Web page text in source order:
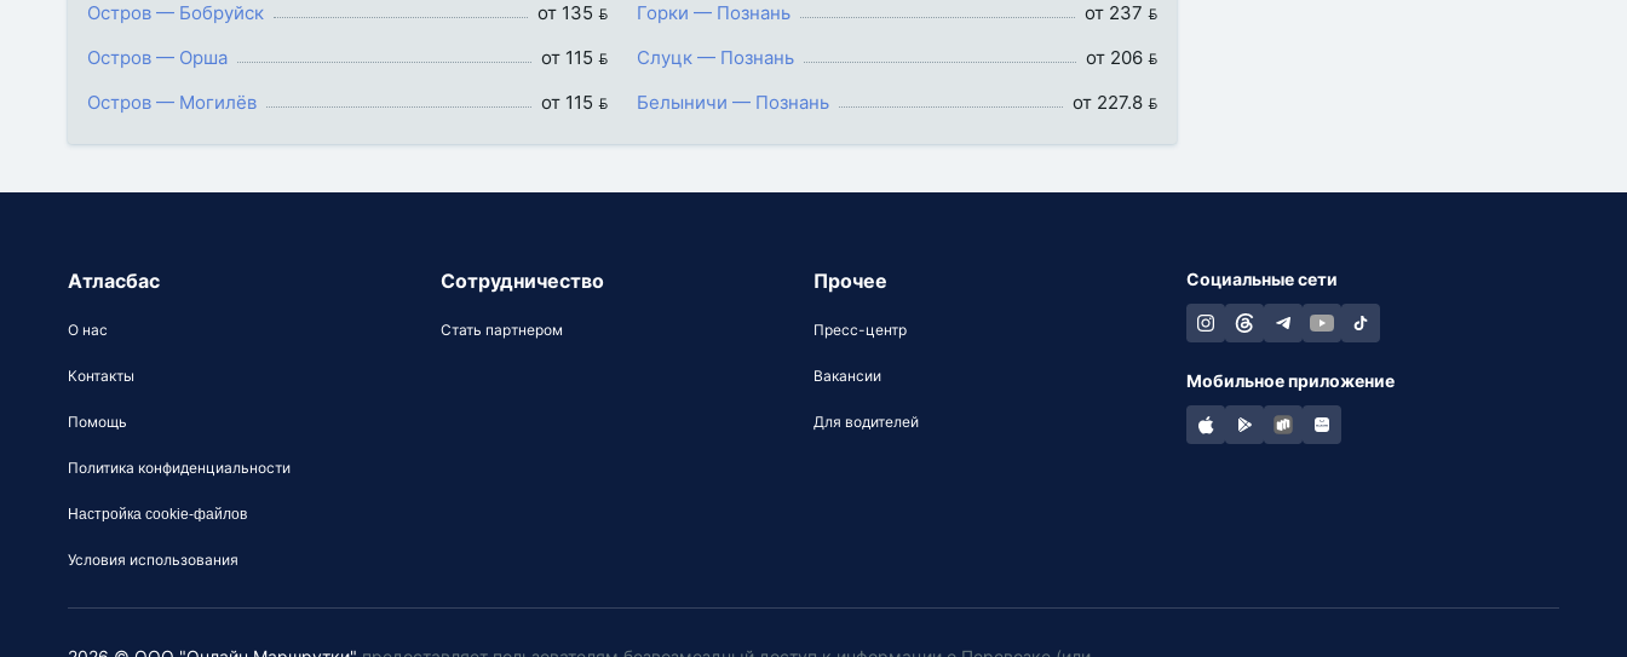
Остров — Бобруйск
от 135 
Остров — Орша
от 115 
Остров — Могилёв
от 115 
Горки — Познань
от 237 
Слуцк — Познань
от 206 
Белыничи — Познань
от 227.8 
Атласбас
О нас
Контакты
Помощь
Политика конфиденциальности
Настройка cookie-файлов
Условия использования
Сотрудничество
Стать партнером
Прочее
Пресс-центр
Вакансии
Для водителей
Социальные сети
Мобильное приложение